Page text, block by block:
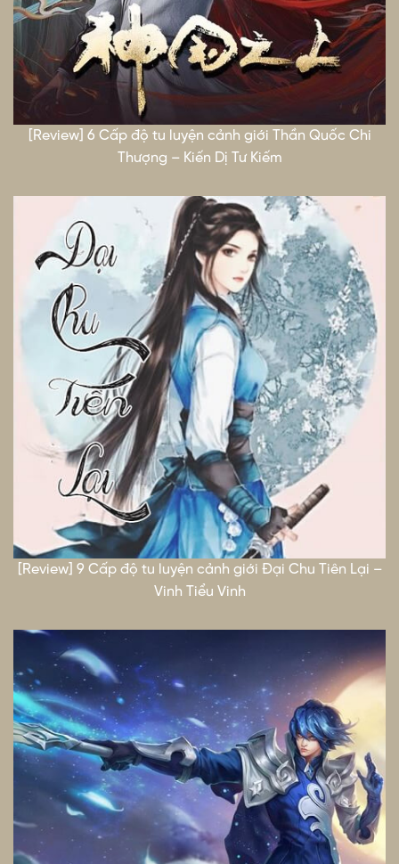
[Review] 6 Cấp độ tu luyện cảnh giới Thần Quốc Chi
Thượng – Kiến Dị Tư Kiếm
[Review] 9 Cấp độ tu luyện cảnh giới Đại Chu Tiên Lại –
Vinh Tiểu Vinh